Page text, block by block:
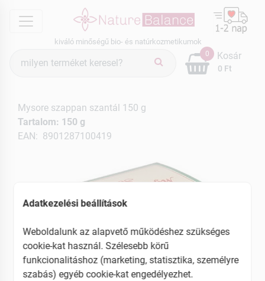
menu
kiváló minőségű bio- és natúrkozmetikumok
keresés
0
0 Ft
Kosár
Mysore szappan szantál 150 g
Tartalom: 150 g
EAN: 8901287100419
Adatkezelési beállítások
Weboldalunk az alapvető működéshez szükséges
cookie-kat használ. Szélesebb körű
funkcionalitáshoz (marketing, statisztika, személyre
szabás) egyéb cookie-kat engedélyezhet.